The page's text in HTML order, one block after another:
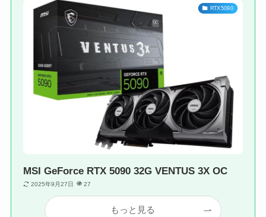
RTX5090
MSI GeForce RTX 5090 32G VENTUS 3X OC
2025年9月27日 27
もっと見る